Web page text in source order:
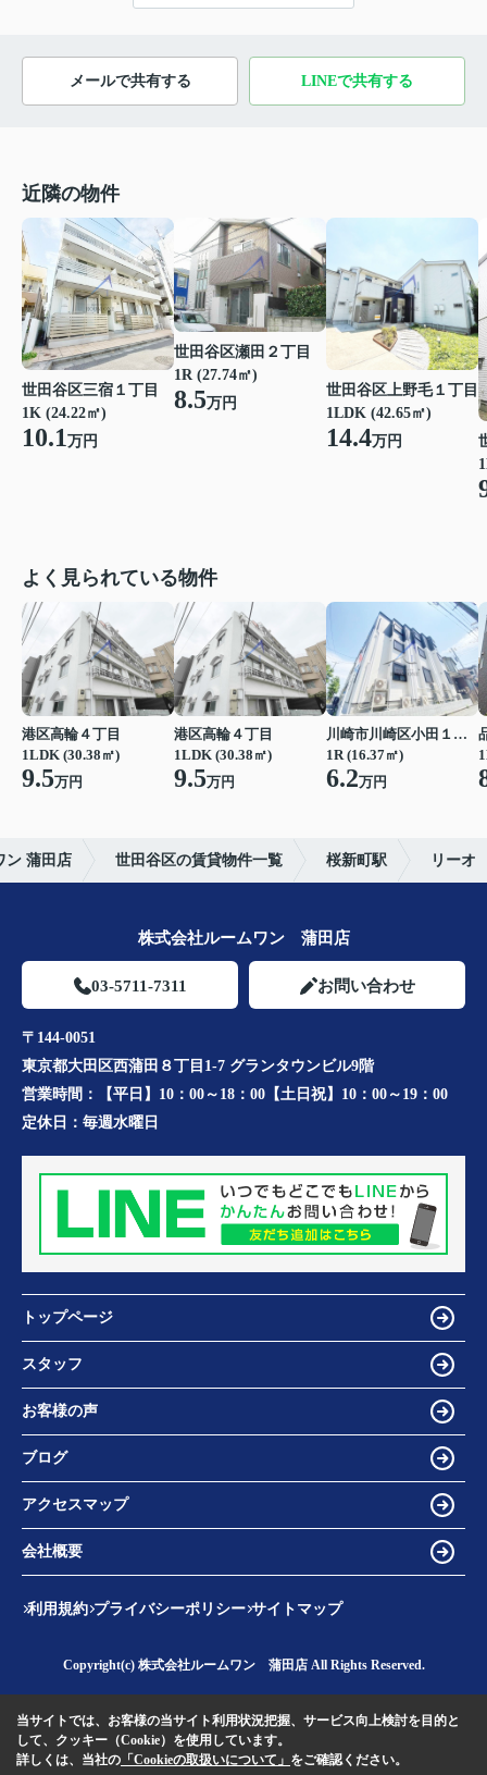
メールで共有する LINEで共有する
近隣の物件
世田谷区三宿１丁目
1K (24.22㎡)
10.1万円
世田谷区瀬田２丁目
1R (27.74㎡)
8.5万円
世田谷区上野毛１丁目
1LDK (42.65㎡)
14.4万円
よく見られている物件
港区高輪４丁目
1LDK (30.38㎡)
9.5万円
港区高輪４丁目
1LDK (30.38㎡)
9.5万円
川崎市川崎区小田１丁目
1R (16.37㎡)
6.2万円
ン 蒲田店 世田谷区の賃貸物件一覧 桜新町駅 リーオ
株式会社ルームワン 蒲田店
03-5711-7311 お問い合わせ
〒144-0051
東京都大田区西蒲田８丁目1-7 グランタウンビル9階
営業時間：
【平日】10：00～18：00【土日祝】10：00～19：00
定休日： 毎週水曜日
トップページ
スタッフ
お客様の声
ブログ
アクセスマップ
会社概要
利用規約 プライバシーポリシー サイトマップ
Copyright(c) 株式会社ルームワン 蒲田店 All Rights Reserved.
当サイトでは、お客様の当サイト利用状況把握、サービス向上検討を目的と
して、クッキー（Cookie）を使用しています。
詳しくは、当社の 「Cookieの取扱いについて」 をご確認ください。